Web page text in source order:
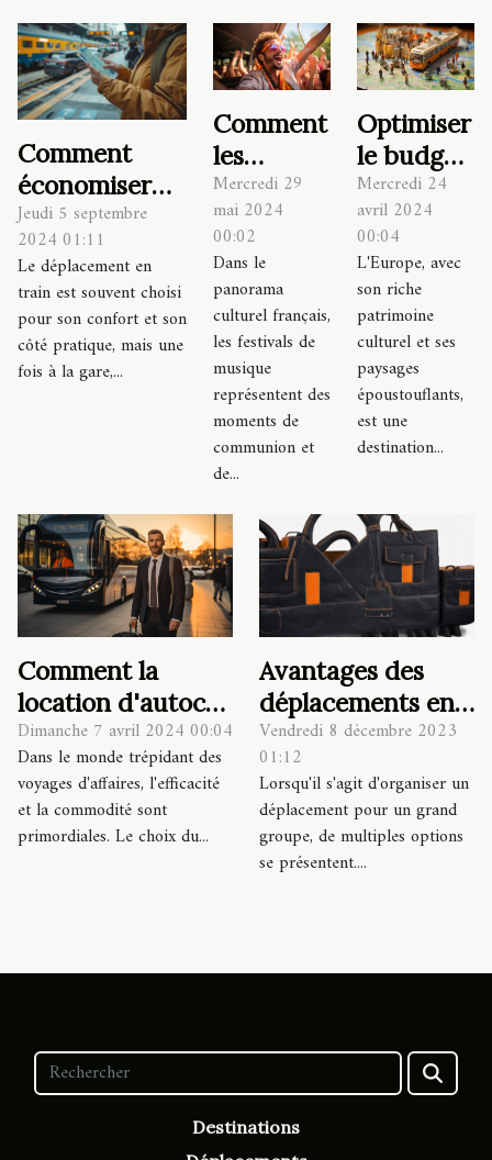
Comment
économiser
sur le
stationnement
lors de vos
voyages en
train
Jeudi 5 septembre
2024 01:11
Le déplacement en
train est souvent choisi
pour son confort et son
côté pratique, mais une
fois à la gare,...
Comment
les
autocars
facilitent
l'accès
aux
festivals
de
musique
en France
Mercredi 29
mai 2024
00:02
Dans le
panorama
culturel français,
les festivals de
musique
représentent des
moments de
communion et
de...
Optimiser
le budget
de voyage
en groupe
avec la
location
d'un bus
en
Europe
Mercredi 24
avril 2024
00:04
L'Europe, avec
son riche
patrimoine
culturel et ses
paysages
époustouflants,
est une
destination...
Comment la
location d'autocar
facilite
l'organisation de
voyages d'affaires
Dimanche 7 avril 2024 00:04
Dans le monde trépidant des
voyages d'affaires, l'efficacité
et la commodité sont
primordiales. Le choix du...
Avantages des
déplacements en
autocar pour les
grands groupes
Vendredi 8 décembre 2023
01:12
Lorsqu'il s'agit d'organiser un
déplacement pour un grand
groupe, de multiples options
se présentent....
Destinations